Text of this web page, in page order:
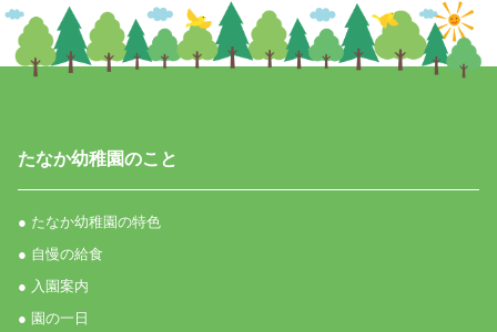
たなか幼稚園のこと
● たなか幼稚園の特色
● 自慢の給食
● 入園案内
● 園の一日